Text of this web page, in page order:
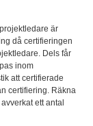
är
då certifieringen
Dels får
inom
att certifierade
certifiering. Räkna
ett antal